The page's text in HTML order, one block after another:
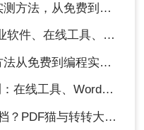
从免费到专业全攻略！
内置与改后缀名4种方案对比！
费到编程实测对比！
、Adobe与开源软件对比！！
种在线工具使用指南与功能对比！